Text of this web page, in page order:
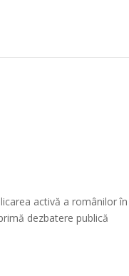
activă a românilor în
dezbatere publică